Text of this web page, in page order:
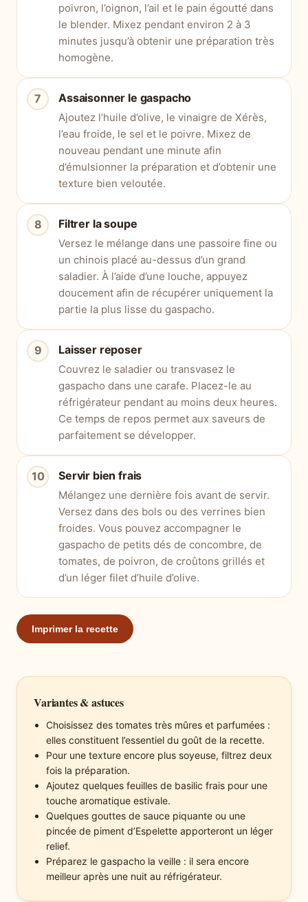
poivron, l’oignon, l’ail et le pain égoutté dans
le blender. Mixez pendant environ 2 à 3
minutes jusqu’à obtenir une préparation très
homogène.
Assaisonner le gaspacho
Ajoutez l’huile d’olive, le vinaigre de Xérès,
l’eau froide, le sel et le poivre. Mixez de
nouveau pendant une minute afin
d’émulsionner la préparation et d’obtenir une
texture bien veloutée.
Filtrer la soupe
Versez le mélange dans une passoire fine ou
un chinois placé au-dessus d’un grand
saladier. À l’aide d’une louche, appuyez
doucement afin de récupérer uniquement la
partie la plus lisse du gaspacho.
Laisser reposer
Couvrez le saladier ou transvasez le
gaspacho dans une carafe. Placez-le au
réfrigérateur pendant au moins deux heures.
Ce temps de repos permet aux saveurs de
parfaitement se développer.
Servir bien frais
Mélangez une dernière fois avant de servir.
Versez dans des bols ou des verrines bien
froides. Vous pouvez accompagner le
gaspacho de petits dés de concombre, de
tomates, de poivron, de croûtons grillés et
d’un léger filet d’huile d’olive.
Imprimer la recette
Variantes & astuces
Choisissez des tomates très mûres et parfumées :
elles constituent l’essentiel du goût de la recette.
Pour une texture encore plus soyeuse, filtrez deux
fois la préparation.
Ajoutez quelques feuilles de basilic frais pour une
touche aromatique estivale.
Quelques gouttes de sauce piquante ou une
pincée de piment d’Espelette apporteront un léger
relief.
Préparez le gaspacho la veille : il sera encore
meilleur après une nuit au réfrigérateur.